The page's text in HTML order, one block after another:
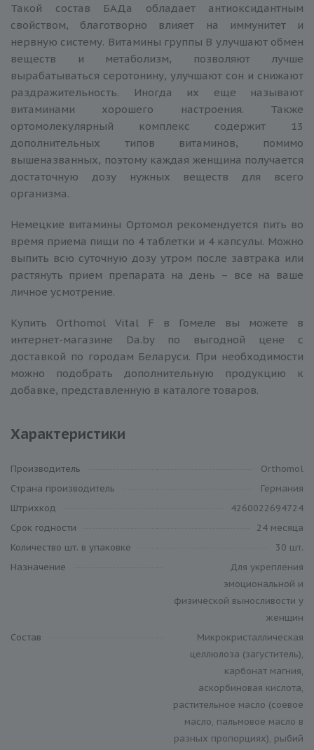
Такой состав БАДа обладает антиоксидантным
свойством, благотворно влияет на иммунитет и
нервную систему. Витамины группы В улучшают обмен
веществ и метаболизм, позволяют лучше
вырабатываться серотонину, улучшают сон и снижают
раздражительность. Иногда их еще называют
витаминами хорошего настроения. Также
ортомолекулярный комплекс содержит 13
дополнительных типов витаминов, помимо
вышеназванных, поэтому каждая женщина получается
достаточную дозу нужных веществ для всего
организма.
Немецкие витамины Ортомол рекомендуется пить во
время приема пищи по 4 таблетки и 4 капсулы. Можно
выпить всю суточную дозу утром после завтрака или
растянуть прием препарата на день – все на ваше
личное усмотрение.
Купить Orthomol Vital F в Гомеле вы можете в
интернет-магазине Da.by по выгодной цене с
доставкой по городам Беларуси. При необходимости
можно подобрать дополнительную продукцию к
добавке, представленную в каталоге товаров.
Характеристики
Производитель
Orthomol
Cтрана производитель
Германия
Штрихкод
4260022694724
Cрок годности
24 месяца
Количество шт. в упаковке
30 шт.
Назначение
Для укрепления
эмоциональной и
физической выносливости у
женщин
Состав
Микрокристаллическая
целлюлоза (загуститель),
карбонат магния,
аскорбиновая кислота,
растительное масло (соевое
масло, пальмовое масло в
разных пропорциях), рыбий